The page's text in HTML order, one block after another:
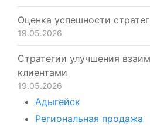
Оценка успешности
19.05.2026
Стратегии улучшения
клиентами
19.05.2026
Адыгейск
Региональная продажа